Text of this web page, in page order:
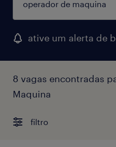
ative um alerta de
8 vagas encontradas
Maquina
filtro